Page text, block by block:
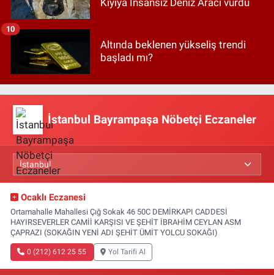
Kıyıya İnsansız Deniz Aracı vurdu
Altında beklenen yükseliş trendi
başladı mı?
10
İstanbul Bayrampaşa Nöbetçi Eczaneler
Ocaklı Eczanesi
Ortamahalle Mahallesi Çığ Sokak 46 50C DEMİRKAPI CADDESİ
HAYIRSEVERLER CAMİİ KARŞISI VE ŞEHİT İBRAHİM CEYLAN ASM
ÇAPRAZI (SOKAĞIN YENİ ADI ŞEHİT ÜMİT YOLCU SOKAĞI)
0 (212) 612 25 55 Yol Tarifi Al